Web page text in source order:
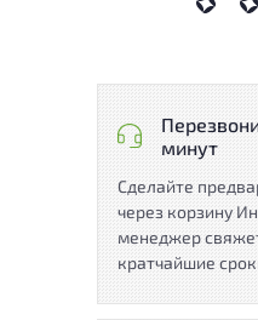
минут
Сделайте
через корзину
менеджер
кратчайшие